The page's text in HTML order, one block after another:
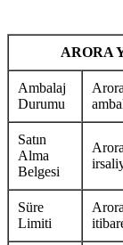
ARORA
Ambalaj
Durumu
Satın
Alma
Belgesi
Süre
Limiti